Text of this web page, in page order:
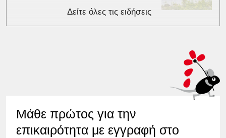
Δείτε όλες τις ειδήσεις
Μάθε πρώτος για την
επικαιρότητα με εγγραφή στο